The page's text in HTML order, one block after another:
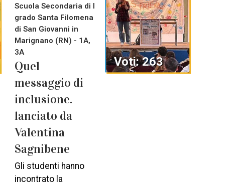
Scuola Secondaria di I
grado Santa Filomena
di San Giovanni in
Marignano (RN) - 1A,
3A
Quel
messaggio di
inclusione.
lanciato da
Valentina
Sagnibene
Gli studenti hanno
incontrato la
Voti: 263